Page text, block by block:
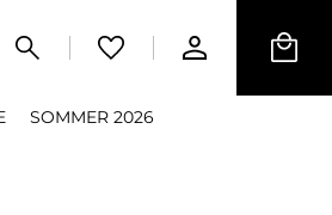
SOMMER 2026